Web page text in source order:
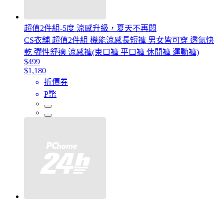
超值2件組-5度 涼感升級，夏天不再悶
CS衣舖 超值2件組 機能涼感長短褲 男女皆可穿 透氣快
乾 彈性舒適 涼感褲(束口褲 平口褲 休閒褲 運動褲)
$499
$1,180
折價券
P幣